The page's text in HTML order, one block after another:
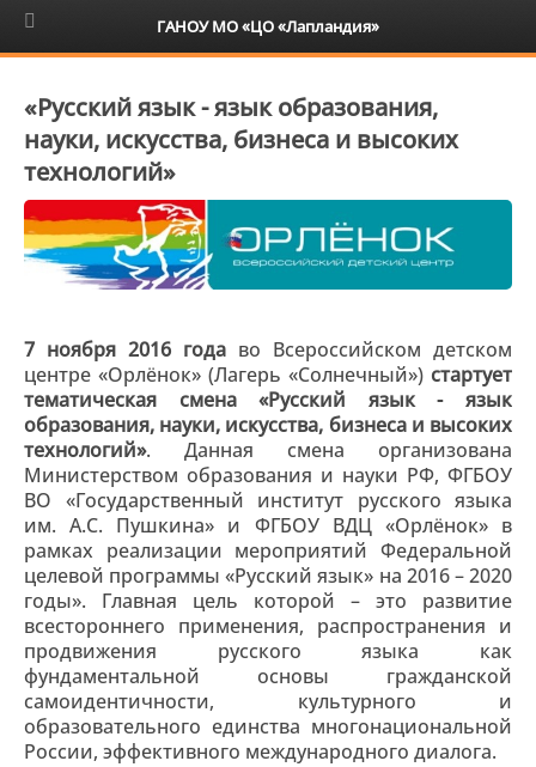
6+
«Русский язык - язык образования,
науки, искусства, бизнеса и высоких
технологий»
7 ноября 2016 года во Всероссийском детском
центре «Орлёнок» (Лагерь «Солнечный») стартует
тематическая смена «Русский язык - язык
образования, науки, искусства, бизнеса и высоких
технологий». Данная смена организована
Министерством образования и науки РФ, ФГБОУ
ВО «Государственный институт русского языка
им. А.С. Пушкина» и ФГБОУ ВДЦ «Орлёнок» в
рамках реализации мероприятий Федеральной
целевой программы «Русский язык» на 2016 – 2020
годы». Главная цель которой – это развитие
всестороннего применения, распространения и
продвижения русского языка как
фундаментальной основы гражданской
самоидентичности, культурного и
образовательного единства многонациональной
России, эффективного международного диалога.
ГАНОУ МО «ЦО «Лапландия»